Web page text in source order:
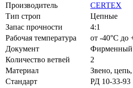
Производитель
CERTEX
Тип строп
Цепные
Запас прочности
4:1
Рабочая температура
от -40°C до
Документ
Фирменный
Количество ветвей
2
Материал
Звено,
Стандарт
РД 10-33-93